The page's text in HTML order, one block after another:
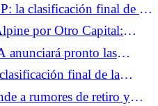
la clasificación final de la
fuera del Top 10, Jorge
por Otro Capital:
entre Renault y
anunciará pronto las
de motores.
final de la
casa, duplicado para
a rumores de retiro y